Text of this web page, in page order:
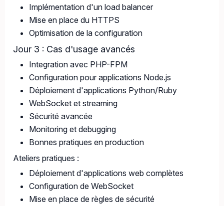
Implémentation d'un load balancer
Mise en place du HTTPS
Optimisation de la configuration
Jour 3 : Cas d'usage avancés
Integration avec PHP-FPM
Configuration pour applications Node.js
Déploiement d'applications Python/Ruby
WebSocket et streaming
Sécurité avancée
Monitoring et debugging
Bonnes pratiques en production
Ateliers pratiques :
Déploiement d'applications web complètes
Configuration de WebSocket
Mise en place de règles de sécurité